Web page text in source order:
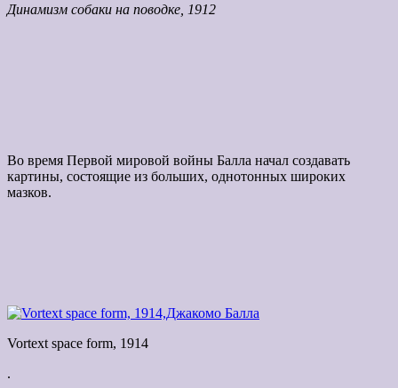
Динамизм собаки на поводке, 1912
Во время Первой мировой войны Балла начал создавать
картины, состоящие из больших, однотонных широких
мазков.
Vortext space form, 1914
.